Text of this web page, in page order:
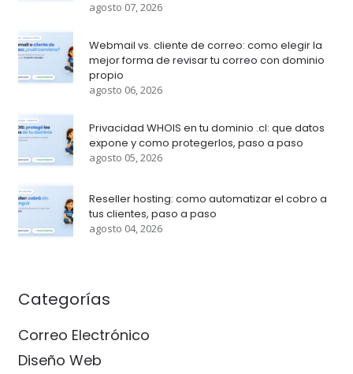
agosto 07, 2026
Webmail vs. cliente de correo: como elegir la
mejor forma de revisar tu correo con dominio
propio
agosto 06, 2026
Privacidad WHOIS en tu dominio .cl: que datos
expone y como protegerlos, paso a paso
agosto 05, 2026
Reseller hosting: como automatizar el cobro a
tus clientes, paso a paso
agosto 04, 2026
Categorías
Correo Electrónico
Diseño Web